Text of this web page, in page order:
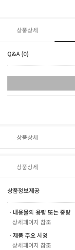
상품상세
Q&A (0)
상품상세
상품상세
상품정보제공
ㆍ내용물의 용량 또는 중량
상세페이지 참조
ㆍ제품 주요 사양
상세페이지 참조